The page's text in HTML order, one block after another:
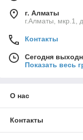
г. Алматы
г.Алматы, мкр.1,
Контакты
Сегодня
Показать весь
О нас
Контакты